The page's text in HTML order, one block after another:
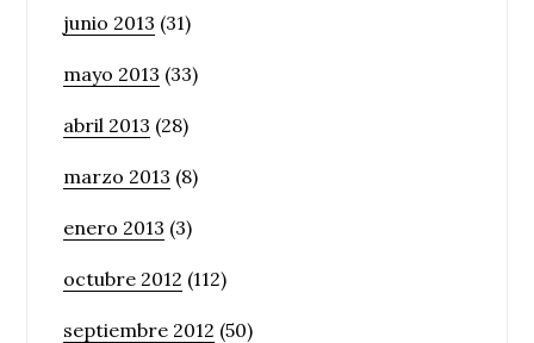
junio 2013 (31)
mayo 2013 (33)
abril 2013 (28)
marzo 2013 (8)
enero 2013 (3)
octubre 2012 (112)
septiembre 2012 (50)